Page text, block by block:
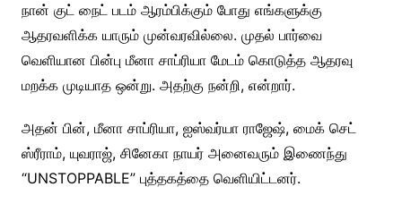
நான் குட் நைட் படம் ஆரம்பிக்கும் போது எங்களுக்கு
ஆதரவளிக்க யாரும் முன்வரவில்லை. முதல் பார்வை
வெளியான பின்பு மீனா சாப்ரியா மேடம் கொடுத்த ஆதரவு
மறக்க முடியாத ஒன்று. அதற்கு நன்றி, என்றார்.
அதன் பின், மீனா சாப்ரியா, ஐஸ்வர்யா ராஜேஷ், மைக் செட்
ஸ்ரீராம், யுவராஜ், சினேகா நாயர் அனைவரும் இணைந்து
“UNSTOPPABLE” புத்தகத்தை வெளியிட்டனர்.